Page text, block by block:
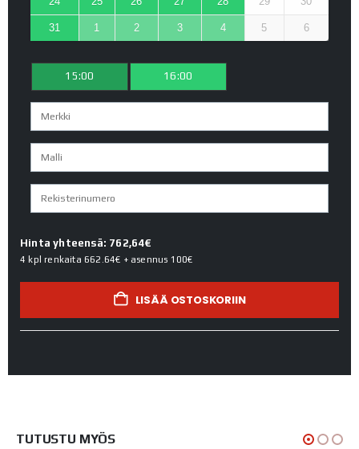
31 1 2 3 4 5 6
15:00 16:00
Hinta yhteensä: 762,64€
4 kpl renkaita 662.64€ + asennus 100€
LISÄÄ OSTOSKORIIN
TUTUSTU MYÖS